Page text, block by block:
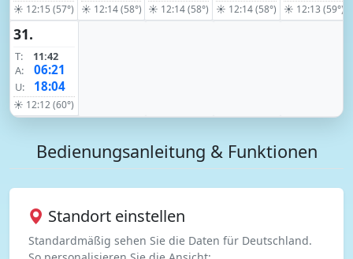
☀ 12:15 (57°) ☀ 12:14 (58°) ☀ 12:14 (58°) ☀ 12:14 (58°) ☀ 12:13 (59°)
31.
T:
11:42
A:
06:21
U: 18:04
☀ 12:12 (60°)
Bedienungsanleitung & Funktionen
Standort einstellen
Standardmäßig sehen Sie die Daten für Deutschland.